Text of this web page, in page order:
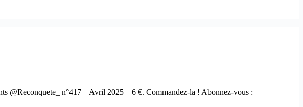
@Reconquete_ n°417 – Avril 2025 – 6 €. Commandez-la ! Abonnez-vous :